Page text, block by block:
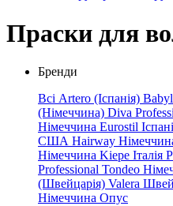
Праски для
Бренди
Всі Artero (Іспанія)
(Німеччина) Diva
Німеччина Eurostil
США Hairway
Німеччина Kiepe Італія
Professional Tondeo
(Швейцарія) Valera
Німеччина Опус